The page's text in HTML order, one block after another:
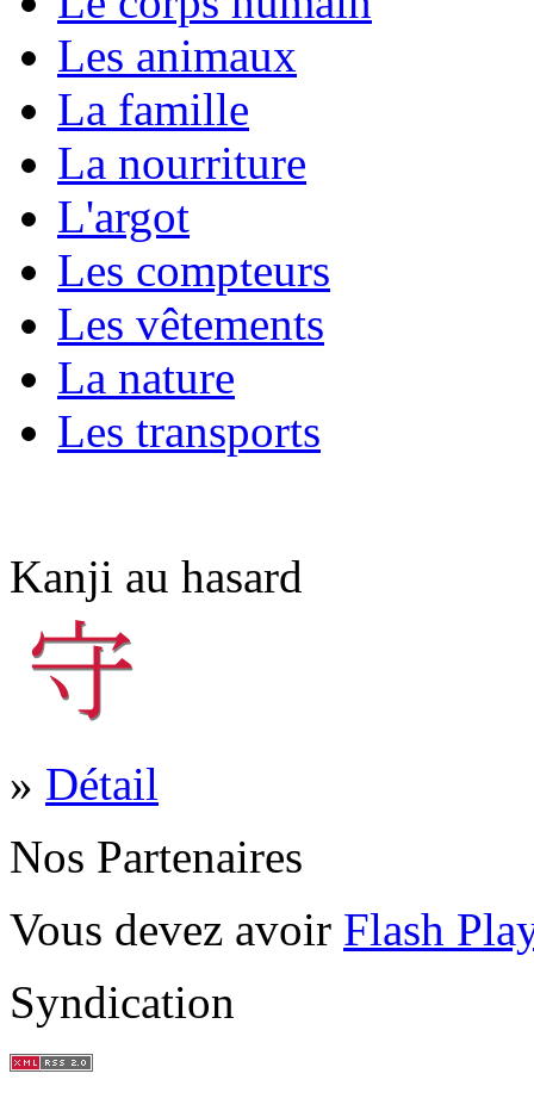
Les animaux
La famille
La nourriture
L'argot
Les compteurs
Les vêtements
La nature
Les transports
Kanji au hasard
» Détail
Nos Partenaires
Vous devez avoir Flash
Syndication